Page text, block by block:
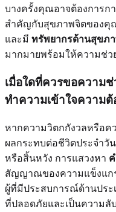
บางครั้งคุณอาจต้องการก
สำคัญกับสุขภาพจิตของคุ
และมี ทรัพยากรด้านสุขภ
มากมายพร้อมให้ความช่ว
เมื่อใดที่ควรขอความ
ทำความเข้าใจความ
หากความวิตกกังวลหรือ
ผลกระทบต่อชีวิตประจำ
หรือสิ้นหวัง การแสวงหา
สัญญาณของความแข็งแก
ผู้ที่มีประสบการณ์ด้านประ
ที่ปลอดภัยและเป็นความลั